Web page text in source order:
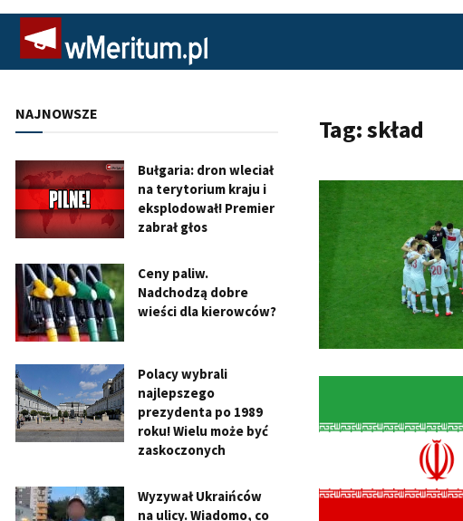
Tag:skład
NAJNOWSZE
Bułgaria: dron wleciał
na terytorium kraju i
eksplodował! Premier
zabrał głos
Ceny paliw.
Nadchodzą dobre
wieści dla kierowców?
Polacy wybrali
najlepszego
prezydenta po 1989
roku! Wielu może być
zaskoczonych
Wyzywał Ukraińców
na ulicy. Wiadomo, co